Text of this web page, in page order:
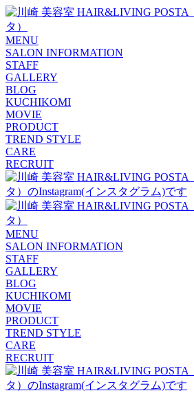
MENU
SALON INFORMATION
STAFF
GALLERY
BLOG
KUCHIKOMI
MOVIE
PRODUCT
TREND STYLE
CARE
RECRUIT
MENU
SALON INFORMATION
STAFF
GALLERY
BLOG
KUCHIKOMI
MOVIE
PRODUCT
TREND STYLE
CARE
RECRUIT